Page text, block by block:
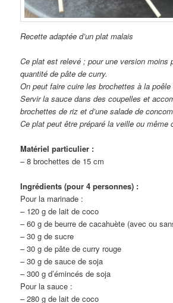
Recette adaptée d’un plat malais
Ce plat est relevé ; pour une version moins
quantité de pâte de curry.
On peut faire cuire les brochettes à la poêle
Servir la sauce dans des coupelles et
brochettes de riz et d’une salade de
Ce plat peut être préparé la veille ou même
Matériel particulier :
– 8 brochettes de 15 cm
Ingrédients (pour 4 personnes) :
Pour la marinade :
– 120 g de lait de coco
– 60 g de beurre de cacahuète (avec ou
– 30 g de sucre
– 30 g de pâte de curry rouge
– 30 g de sauce de soja
– 300 g d’émincés de soja
Pour la sauce :
– 280 g de lait de coco